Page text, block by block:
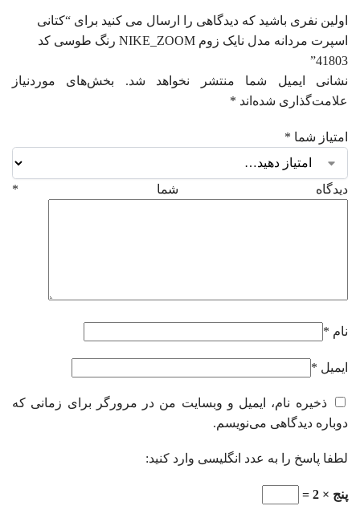
اولین نفری باشید که دیدگاهی را ارسال می کنید برای “کتانی
اسپرت مردانه مدل نایک زوم NIKE_ZOOM رنگ طوسی کد
41803”
نشانی ایمیل شما منتشر نخواهد شد.
بخش‌های موردنیاز
علامت‌گذاری شده‌اند *
امتیاز شما *
دیدگاه شما *
نام *
ایمیل *
ذخیره نام، ایمیل و وبسایت من در مرورگر برای زمانی که
دوباره دیدگاهی می‌نویسم.
لطفا پاسخ را به عدد انگلیسی وارد کنید:
پنج × 2 =